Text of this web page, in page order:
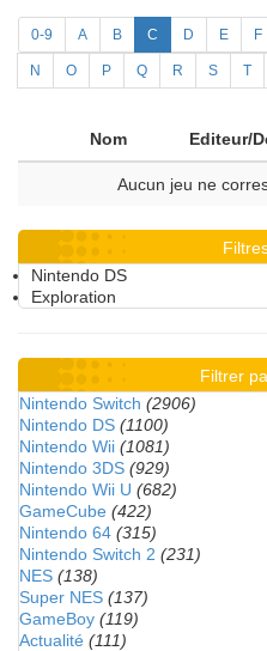
0-9 A B C D E F
N O P Q R S T
Nom Editeur/
Aucun jeu ne
Nintendo DS
Exploration
Filtrer
Nintendo Switch (2906)
Nintendo DS (1100)
Nintendo Wii (1081)
Nintendo 3DS (929)
Nintendo Wii U (682)
GameCube (422)
Nintendo 64 (315)
Nintendo Switch 2 (231)
NES (138)
Super NES (137)
GameBoy (119)
Actualité (111)